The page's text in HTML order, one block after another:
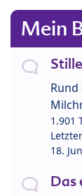
Mein
1.901
18.
Das